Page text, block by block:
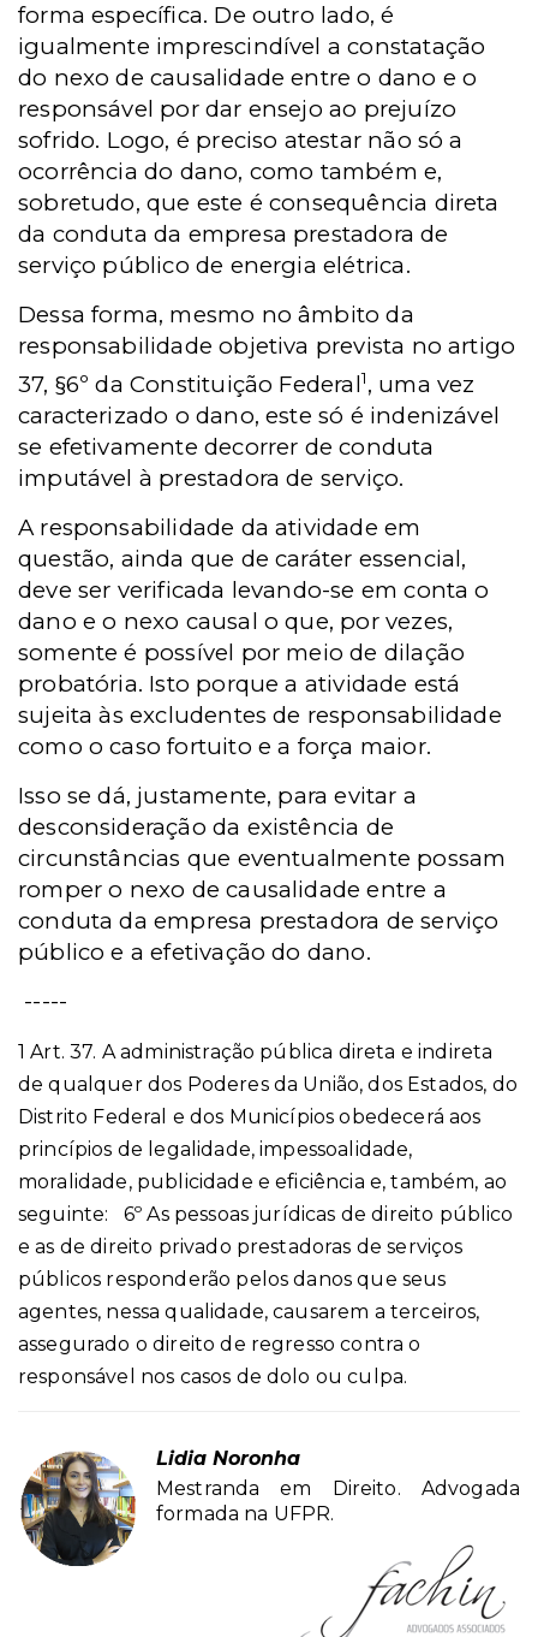
forma específica. De outro lado, é
igualmente imprescindível a constatação
do nexo de causalidade entre o dano e o
responsável por dar ensejo ao prejuízo
sofrido. Logo, é preciso atestar não só a
ocorrência do dano, como também e,
sobretudo, que este é consequência direta
da conduta da empresa prestadora de
serviço público de energia elétrica.
Dessa forma, mesmo no âmbito da
responsabilidade objetiva prevista no artigo
37, §6º da Constituição Federal1, uma vez
caracterizado o dano, este só é indenizável
se efetivamente decorrer de conduta
imputável à prestadora de serviço.
A responsabilidade da atividade em
questão, ainda que de caráter essencial,
deve ser verificada levando-se em conta o
dano e o nexo causal o que, por vezes,
somente é possível por meio de dilação
probatória. Isto porque a atividade está
sujeita às excludentes de responsabilidade
como o caso fortuito e a força maior.
Isso se dá, justamente, para evitar a
desconsideração da existência de
circunstâncias que eventualmente possam
romper o nexo de causalidade entre a
conduta da empresa prestadora de serviço
público e a efetivação do dano.
-----
1 Art. 37. A administração pública direta e indireta
de qualquer dos Poderes da União, dos Estados, do
Distrito Federal e dos Municípios obedecerá aos
princípios de legalidade, impessoalidade,
moralidade, publicidade e eficiência e, também, ao
seguinte: 6º As pessoas jurídicas de direito público
e as de direito privado prestadoras de serviços
públicos responderão pelos danos que seus
agentes, nessa qualidade, causarem a terceiros,
assegurado o direito de regresso contra o
responsável nos casos de dolo ou culpa.
Lidia Noronha
Mestranda em Direito. Advogada
formada na UFPR.